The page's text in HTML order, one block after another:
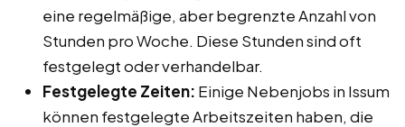
eine regelmäßige, aber begrenzte Anzahl von
Stunden pro Woche. Diese Stunden sind oft
festgelegt oder verhandelbar.
Festgelegte Zeiten: Einige Nebenjobs in Issum
können festgelegte Arbeitszeiten haben, die